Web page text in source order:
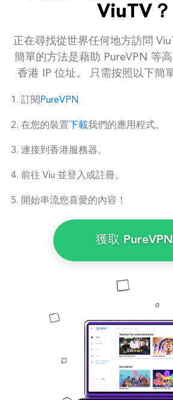
ViuTV？
正在尋找從世界任何地方訪問
簡單的方法是藉助 PureVPN 等
香港 IP 位址。 只需按照以下簡
訂閱 PureVPN
在您的裝置 下載我們的應用程式。
連接到香港服務器。
前往 Viu 並登入或註冊。
開始串流您喜愛的內容！
獲取 PureVPN